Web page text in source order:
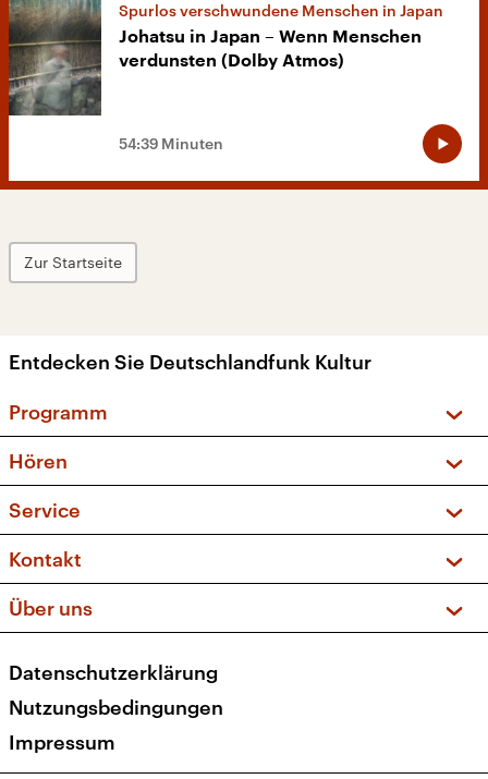
Spurlos verschwundene Menschen in Japan
Johatsu in Japan – Wenn Menschen
verdunsten (Dolby Atmos)
54:39 Minuten
Zur Startseite
Entdecken Sie Deutschlandfunk Kultur
Programm
Sendungen und Podcasts
Musikliste
Kakadu – Das Kinderprogramm
Hören
Frequenzen (UKW + DAB+)
Service
FAQ
Apps
Newsletter
Kontakt
Social Media
Über uns
Presse
Karriere
Transparenz
Datenschutzerklärung
Nutzungsbedingungen
Impressum